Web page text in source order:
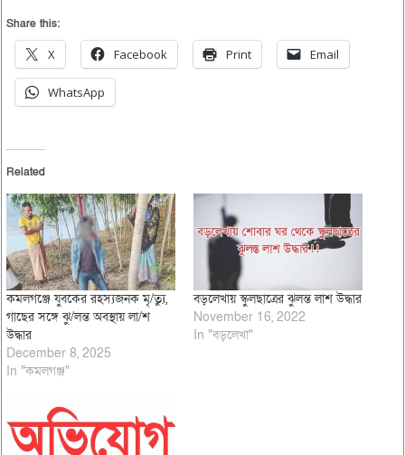
Share this:
X Facebook Print Email
WhatsApp
Related
কমলগঞ্জে যুবকের রহস্যজনক মৃ/ত্যু,
গাছের সঙ্গে ঝু/লন্ত অবস্থায় লা/শ
উদ্ধার
December 8, 2025
In "কমলগঞ্জ"
বড়লেখায় স্কুলছাত্রের ঝুলন্ত লাশ উদ্ধার
November 16, 2022
In "বড়লেখা"